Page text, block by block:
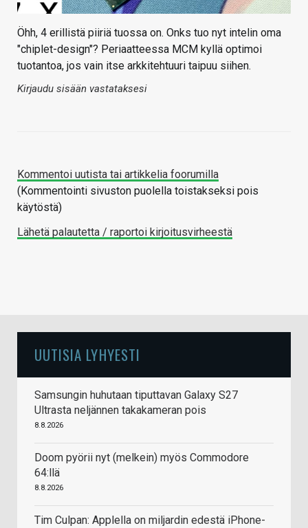
Öhh, 4 erillistä piiriä tuossa on. Onks tuo nyt intelin oma
"chiplet-design"? Periaatteessa MCM kyllä optimoi
tuotantoa, jos vain itse arkkitehtuuri taipuu siihen.
Kirjaudu sisään vastataksesi
Kommentoi uutista tai artikkelia foorumilla
(Kommentointi sivuston puolella toistakseksi pois
käytöstä)
Lähetä palautetta / raportoi kirjoitusvirheestä
UUTISIA LYHYESTI
Samsungin huhutaan tiputtavan Galaxy S27
Ultrasta neljännen takakameran pois
8.8.2026
Doom pyörii nyt (melkein) myös Commodore
64:llä
8.8.2026
Tim Culpan: Applella on miljardin edestä iPhone-